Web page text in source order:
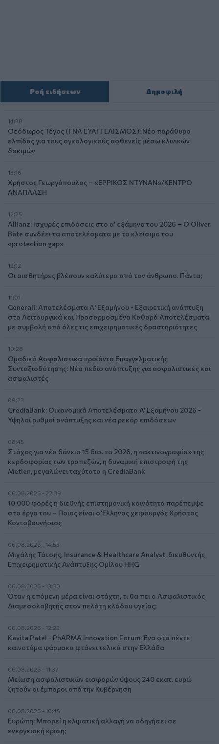
Ροή ειδήσεων Δημοφιλή
14:38
Θεόδωρος Τέγος (ΓΝΑ ΕΥΑΓΓΕΛΙΣΜΟΣ): Νέο παράθυρο
ελπίδας για τους ογκολογικούς ασθενείς μέσω κλινικών
δοκιμών
13:16
Χρήστος Γεωργόπουλος – «ΕΡΡΙΚΟΣ ΝΤΥΝΑΝ»/ΚΕΝΤΡΟ
ΑΝΑΠΛΑΣΗ
12:25
Allianz: Ισχυρές επιδόσεις στο α’ εξάμηνο του 2026 – Ο Oliver
Bäte συνδέει τα αποτελέσματα με το κλείσιμο του
«protection gap»
12:12
Οι αισθητήρες βλέπουν καλύτερα από τον άνθρωπο. Πάντα;
11:01
Generali: Αποτελέσματα Α' Εξαμήνου - Εξαιρετική ανάπτυξη
στα Λειτουργικά και Προσαρμοσμένα Καθαρά Αποτελέσματα
με συμβολή από όλες τις επιχειρηματικές δραστηριότητες
10:28
Ομαδικά Ασφαλιστικά προϊόντα Επαγγελματικής
Συνταξιοδότησης: Νέο πεδίο ανάπτυξης για ασφαλιστικές και
ασφαλιστές
09:23
CrediaBank: Οικονομικά Αποτελέσματα A’ Εξαμήνου 2026 -
Υψηλοί ρυθμοί ανάπτυξης και νέα ρεκόρ επιδόσεων
08:45
Στόχος για νέα δάνεια 15 δισ. το 2026, η «ακτινογραφία» της
κερδοφορίας των τραπεζών, η δυναμική επιστροφή της
Metlen, μεγαλώνει ταχύτατα η CrediaBank
06.08.2026 - 22:39
10.000 φορές η διεθνής επιστημονική κοινότητα παρέπεμψε
στο έργο του – Ποιος είναι ο Έλληνας χειρουργός Χρήστος
Κοντοβουνήσιος
06.08.2026 - 14:55
Μιχάλης Τάτσης, Insurance & Healthcare Analyst, διευθυντής
Επιχειρηματικής Ανάπτυξης Ομίλου HHG
06.08.2026 - 13:30
Όταν η επόμενη μέρα είναι στάχτη, τι θα πει ο Ασφαλιστικός
Διαμεσολαβητής στον πελάτη κλάδου υγείας;
06.08.2026 - 12:22
Kavita Patel - PhARMA Innovation Forum: Ένα στα πέντε
καινοτόμα φάρμακα φτάνει τελικά στην Ελλάδα
06.08.2026 - 11:37
Μείωση ασφαλιστικών εισφορών ύψους 240 εκατ. ευρώ
ζητούν οι έμποροι από την Κυβέρνηση
06.08.2026 - 10:45
Ευρώπη: Μπορεί η κλιματική αλλαγή να οδηγήσει σε
ενεργειακή κρίση;